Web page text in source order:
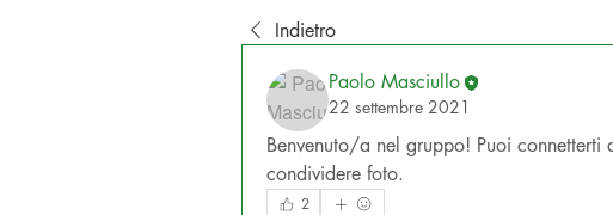
Indietro
Paolo Masciullo
22 settembre 2021
Benvenuto/a nel gruppo! Puoi
condividere foto.
2